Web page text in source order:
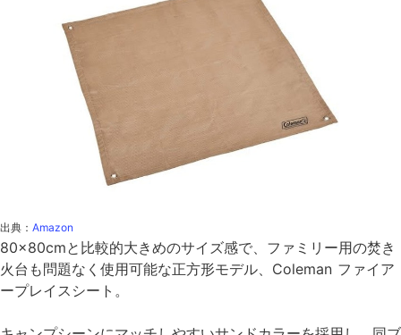
出典： Amazon
80×80cmと比較的大きめのサイズ感で、ファミリー用の焚き
火台も問題なく使用可能な正方形モデル、Coleman ファイア
ープレイスシート。